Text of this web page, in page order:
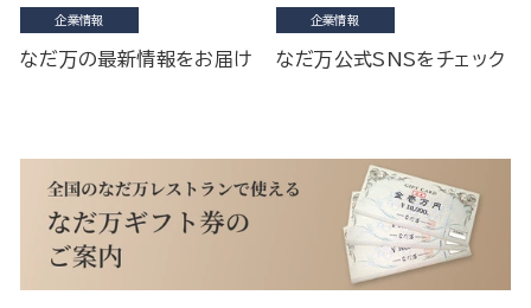
企業情報
なだ万の最新情報をお届け
企業情報
なだ万公式SNSをチェック